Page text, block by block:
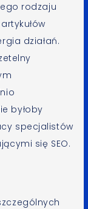
rodzaju
działań.
byłoby
specjalistów
się SEO.